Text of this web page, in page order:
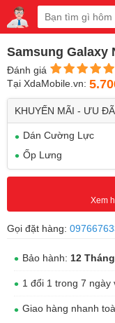
Samsung Galaxy
Đánh giá
Tại XdaMobile.vn:
KHUYẾN MÃI - ƯU
Dán Cường Lực
Ốp Lưng
Xem
Gọi đặt hàng:
Bảo hành: 12 Tháng
1 đổi 1 trong 7 ngày
Giao hàng nhanh